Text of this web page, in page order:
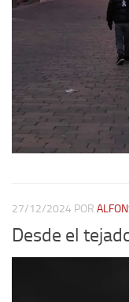
27/12/2024 POR
Desde el